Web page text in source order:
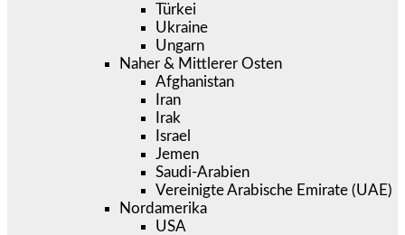
Türkei
Ukraine
Ungarn
Naher & Mittlerer Osten
Afghanistan
Iran
Irak
Israel
Jemen
Saudi-Arabien
Vereinigte Arabische Emirate (UAE)
Nordamerika
USA